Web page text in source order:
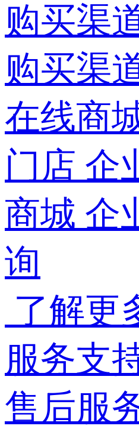
购买渠
购买渠
在线商
门店 企
商城 企
询
了解更
服务支
售后服